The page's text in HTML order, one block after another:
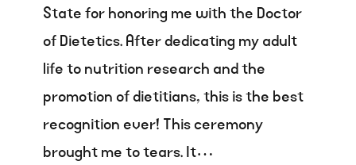
State for honoring me with the Doctor
of Dietetics. After dedicating my adult
life to nutrition research and the
promotion of dietitians, this is the best
recognition ever! This ceremony
brought me to tears. It…